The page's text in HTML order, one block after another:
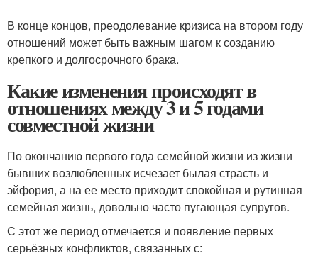
В конце концов, преодолевание кризиса на втором году
отношений может быть важным шагом к созданию
крепкого и долгосрочного брака.
Какие изменения происходят в
отношениях между 3 и 5 годами
совместной жизни
По окончанию первого года семейной жизни из жизни
бывших возлюбленных исчезает былая страсть и
эйфория, а на ее место приходит спокойная и рутинная
семейная жизнь, довольно часто пугающая супругов.
С этот же период отмечается и появление первых
серьёзных конфликтов, связанных с: